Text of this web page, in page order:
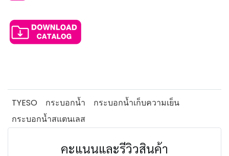
TYESO กระบอกน้ำ
กระบอกน้ำเก็บความเย็น
กระบอกน้ำสแตนเลส
คะแนนและรีวิวสินค้า